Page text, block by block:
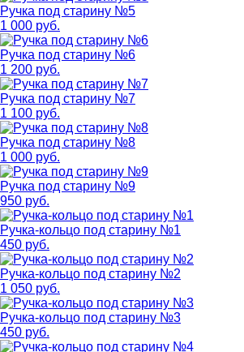
Ручка под старину №5
1 000 руб.
Ручка под старину №6
1 200 руб.
Ручка под старину №7
1 100 руб.
Ручка под старину №8
1 000 руб.
Ручка под старину №9
950 руб.
Ручка-кольцо под старину №1
450 руб.
Ручка-кольцо под старину №2
1 050 руб.
Ручка-кольцо под старину №3
450 руб.